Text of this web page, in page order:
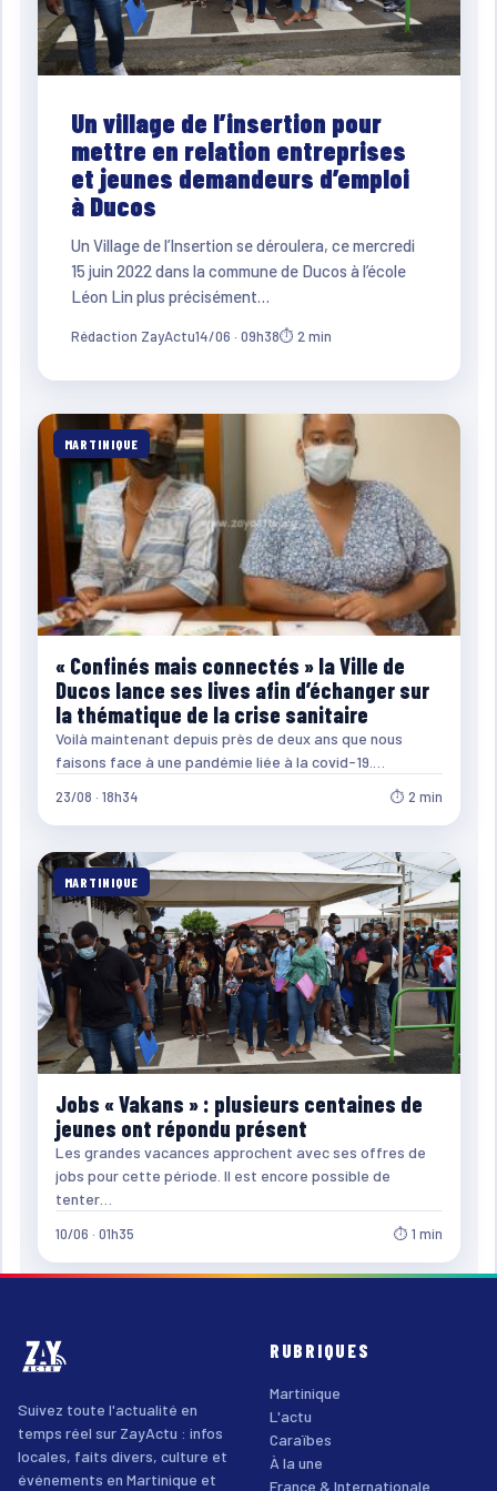
Un village de l’insertion pour
mettre en relation entreprises
et jeunes demandeurs d’emploi
à Ducos
Un Village de l’Insertion se déroulera, ce mercredi
15 juin 2022 dans la commune de Ducos à l’école
Léon Lin plus précisément…
Rédaction ZayActu14/06 · 09h38⏱ 2 min
MARTINIQUE
« Confinés mais connectés » la Ville de
Ducos lance ses lives afin d’échanger sur
la thématique de la crise sanitaire
Voilà maintenant depuis près de deux ans que nous
faisons face à une pandémie liée à la covid-19.…
23/08 · 18h34 ⏱ 2 min
MARTINIQUE
Jobs « Vakans » : plusieurs centaines de
jeunes ont répondu présent
Les grandes vacances approchent avec ses offres de
jobs pour cette période. Il est encore possible de
tenter…
10/06 · 01h35 ⏱ 1 min
Suivez toute l'actualité en
temps réel sur ZayActu : infos
locales, faits divers, culture et
événements en Martinique et
RUBRIQUES
Martinique
L'actu
Caraïbes
À la une
France & Internationale